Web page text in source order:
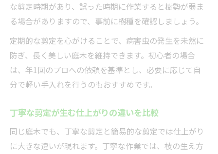
な剪定時期があり、誤った時期に作業すると樹勢が弱ま
る場合がありますので、事前に樹種を確認しましょう。
定期的な剪定を心がけることで、病害虫の発生を未然に
防ぎ、長く美しい庭木を維持できます。初心者の場合
は、年1回のプロへの依頼を基準とし、必要に応じて自
分で軽い手入れを行うのもおすすめです。
丁寧な剪定が生む仕上がりの違いを比較
同じ庭木でも、丁寧な剪定と簡易的な剪定では仕上がり
に大きな違いが現れます。丁寧な作業では、枝の生え方